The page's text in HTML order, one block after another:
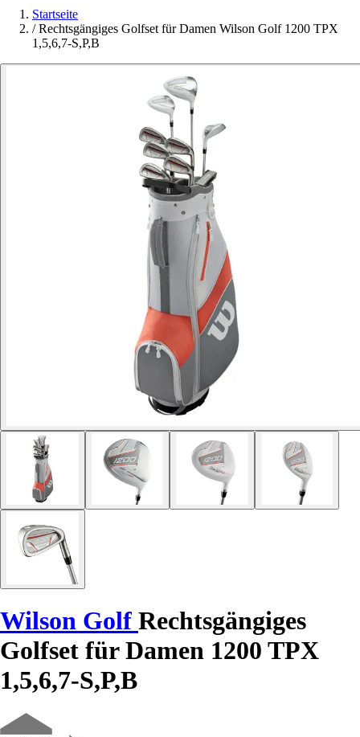
Startseite
/ Rechtsgängiges Golfset für Damen Wilson Golf 1200 TPX
1,5,6,7-S,P,B
Wilson Golf Rechtsgängiges
Golfset für Damen 1200 TPX
1,5,6,7-S,P,B